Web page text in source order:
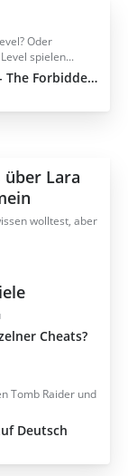
Oder
spielen...
Place
über Lara
wolltest, aber
Cheats?
Tomb Raider und
Deutsch